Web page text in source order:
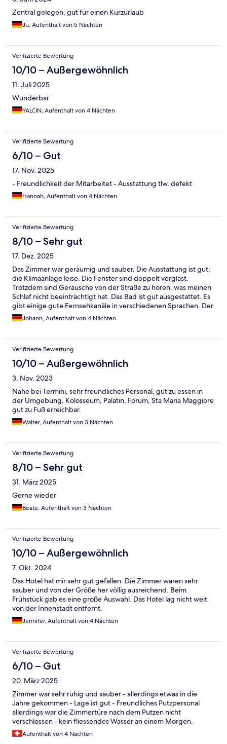
Zentral gelegen, gut für einen Kurzurlaub
Ju, Aufenthalt von 5 Nächten
Verifizierte Bewertung
10/10 – Außergewöhnlich
11. Juli 2025
Wunderbar
YALCIN, Aufenthalt von 4 Nächten
Verifizierte Bewertung
6/10 – Gut
17. Nov. 2025
- Freundlichkeit der Mitarbeitet - Ausstattung tlw. defekt
Hannah, Aufenthalt von 4 Nächten
Verifizierte Bewertung
8/10 – Sehr gut
17. Dez. 2025
Das Zimmer war geräumig und sauber. Die Ausstattung ist gut,
die Klimaanlage leise. Die Fenster sind doppelt verglast.
Trotzdem sind Geräusche von der Straße zu hören, was meinen
Schlaf nicht beeinträchtigt hat. Das Bad ist gut ausgestattet. Es
gibt einige gute Fernsehkanäle in verschiedenen Sprachen. Der
Fernseher bietet auch mehrere Radiosender in mehreren
Sprachen, ca. 20 in Deutsch.
Johann, Aufenthalt von 4 Nächten
Verifizierte Bewertung
10/10 – Außergewöhnlich
3. Nov. 2023
Nahe bei Termini, sehr freundliches Personal, gut zu essen in
der Umgebung, Kolosseum, Palatin, Forum, Sta Maria Maggiore
gut zu Fuß erreichbar.
Walter, Aufenthalt von 3 Nächten
Verifizierte Bewertung
8/10 – Sehr gut
31. März 2025
Gerne wieder
Beate, Aufenthalt von 3 Nächten
Verifizierte Bewertung
10/10 – Außergewöhnlich
7. Okt. 2024
Das Hotel hat mir sehr gut gefallen. Die Zimmer waren sehr
sauber und von der Größe her völlig ausreichend. Beim
Frühstück gab es eine große Auswahl. Das Hotel lag nicht weit
von der Innenstadt entfernt.
Jennifer, Aufenthalt von 4 Nächten
Verifizierte Bewertung
6/10 – Gut
20. März 2025
Zimmer war sehr ruhig und sauber - allerdings etwas in die
Jahre gekommen - Lage ist gut - Freundliches Putzpersonal
allerdings war die Zimmertüre nach dem Putzen nicht
verschlossen - kein fliessendes Wasser an einem Morgen.
Aufenthalt von 4 Nächten